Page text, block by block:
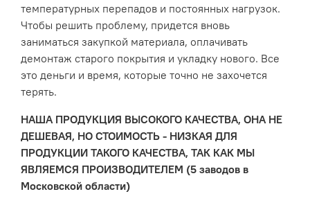
температурных перепадов и постоянных нагрузок.
Чтобы решить проблему, придется вновь
заниматься закупкой материала, оплачивать
демонтаж старого покрытия и укладку нового. Все
это деньги и время, которые точно не захочется
терять.
НАША ПРОДУКЦИЯ ВЫСОКОГО КАЧЕСТВА, ОНА НЕ
ДЕШЕВАЯ, НО СТОИМОСТЬ - НИЗКАЯ ДЛЯ
ПРОДУКЦИИ ТАКОГО КАЧЕСТВА, ТАК КАК МЫ
ЯВЛЯЕМСЯ ПРОИЗВОДИТЕЛЕМ (5 заводов в
Московской области)